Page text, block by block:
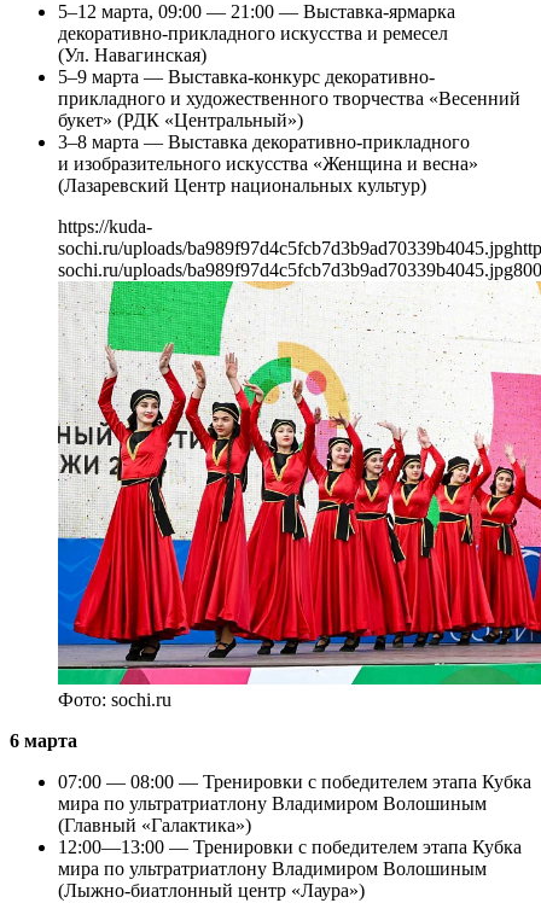
5–12 марта, 09:00 — 21:00 — Выставка-ярмарка
декоративно-прикладного искусства и ремесел
(Ул. Навагинская)
5–9 марта — Выставка-конкурс декоративно-
прикладного и художественного творчества «Весенний
букет» (РДК «Центральный»)
3–8 марта — Выставка декоративно-прикладного
и изобразительного искусства «Женщина и весна»
(Лазаревский Центр национальных культур)
https://kuda-
sochi.ru/uploads/ba989f97d4c5fcb7d3b9ad70339b4045.jpg
sochi.ru/uploads/ba989f97d4c5fcb7d3b9ad70339b4045.jpg800
Фото: sochi.ru
6 марта
07:00 — 08:00 — Тренировки с победителем этапа Кубка
мира по ультратриатлону Владимиром Волошиным
(Главный «Галактика»)
12:00—13:00 — Тренировки с победителем этапа Кубка
мира по ультратриатлону Владимиром Волошиным
(Лыжно-биатлонный центр «Лаура»)